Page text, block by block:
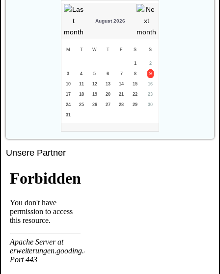
August 2026
M T W T F S S
1 2
3 4 5 6 7 8 9
10 11 12 13 14 15 16
17 18 19 20 21 22 23
24 25 26 27 28 29 30
31
Unsere Partner